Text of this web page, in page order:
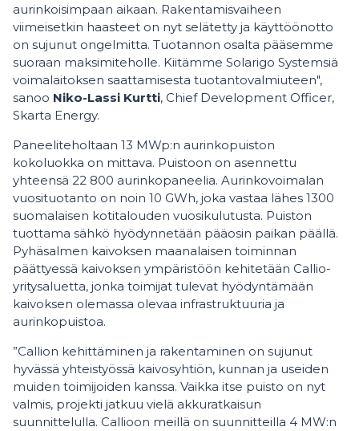
aurinkoisimpaan aikaan. Rakentamisvaiheen
viimeisetkin haasteet on nyt selätetty ja käyttöönotto
on sujunut ongelmitta. Tuotannon osalta pääsemme
suoraan maksimiteholle. Kiitämme Solarigo Systemsiä
voimalaitoksen saattamisesta tuotantovalmiuteen",
sanoo Niko-Lassi Kurtti, Chief Development Officer,
Skarta Energy.
Paneeliteholtaan 13 MWp:n aurinkopuiston
kokoluokka on mittava. Puistoon on asennettu
yhteensä 22 800 aurinkopaneelia. Aurinkovoimalan
vuosituotanto on noin 10 GWh, joka vastaa lähes 1300
suomalaisen kotitalouden vuosikulutusta. Puiston
tuottama sähkö hyödynnetään pääosin paikan päällä.
Pyhäsalmen kaivoksen maanalaisen toiminnan
päättyessä kaivoksen ympäristöön kehitetään Callio-
yritysaluetta, jonka toimijat tulevat hyödyntämään
kaivoksen olemassa olevaa infrastruktuuria ja
aurinkopuistoa.
”Callion kehittäminen ja rakentaminen on sujunut
hyvässä yhteistyössä kaivosyhtiön, kunnan ja useiden
muiden toimijoiden kanssa. Vaikka itse puisto on nyt
valmis, projekti jatkuu vielä akkuratkaisun
suunnittelulla. Callioon meillä on suunnitteilla 4 MW:n